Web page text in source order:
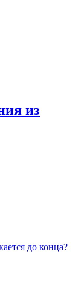
из
до конца?